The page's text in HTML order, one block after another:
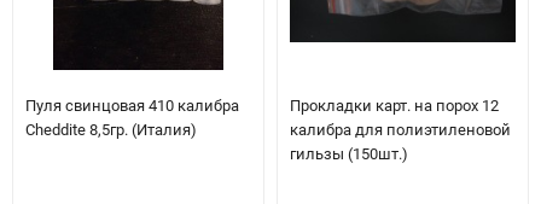
Пуля свинцовая 410 калибра
Cheddite 8,5гр. (Италия)
Прокладки карт. на порох 12
калибра для полиэтиленовой
гильзы (150шт.)